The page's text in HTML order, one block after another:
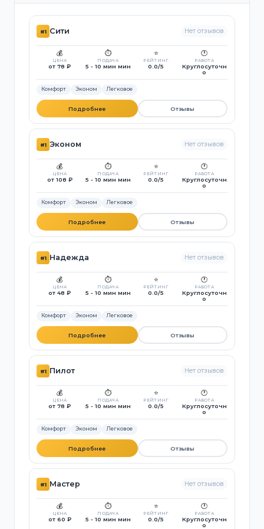
#1 Сити Нет отзывов
💰
ЦЕНА
от 78 ₽
⏱️
ПОДАЧА
5 - 10 мин мин
⭐
РЕЙТИНГ
0.0/5
🕐
РАБОТА
Круглосуточн
о
Комфорт Эконом Легковое
Подробнее Отзывы
#1 Эконом Нет отзывов
💰
ЦЕНА
от 108 ₽
⏱️
ПОДАЧА
5 - 10 мин мин
⭐
РЕЙТИНГ
0.0/5
🕐
РАБОТА
Круглосуточн
о
Комфорт Эконом Легковое
Подробнее Отзывы
#1 Надежда Нет отзывов
💰
ЦЕНА
от 48 ₽
⏱️
ПОДАЧА
5 - 10 мин мин
⭐
РЕЙТИНГ
0.0/5
🕐
РАБОТА
Круглосуточн
о
Комфорт Эконом Легковое
Подробнее Отзывы
#1 Пилот Нет отзывов
💰
ЦЕНА
от 78 ₽
⏱️
ПОДАЧА
5 - 10 мин мин
⭐
РЕЙТИНГ
0.0/5
🕐
РАБОТА
Круглосуточн
о
Комфорт Эконом Легковое
Подробнее Отзывы
#1 Мастер Нет отзывов
💰
ЦЕНА
от 60 ₽
⏱️
ПОДАЧА
5 - 10 мин мин
⭐
РЕЙТИНГ
0.0/5
🕐
РАБОТА
Круглосуточн
о